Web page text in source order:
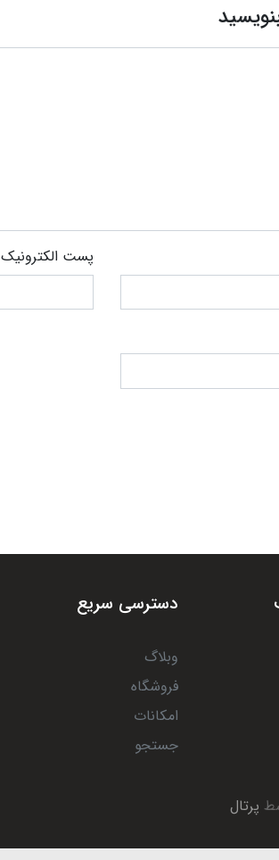
پست الکترونیک
دسترسی سریع
وبلاگ
فروشگاه
امکانات
جستجو
پرتال